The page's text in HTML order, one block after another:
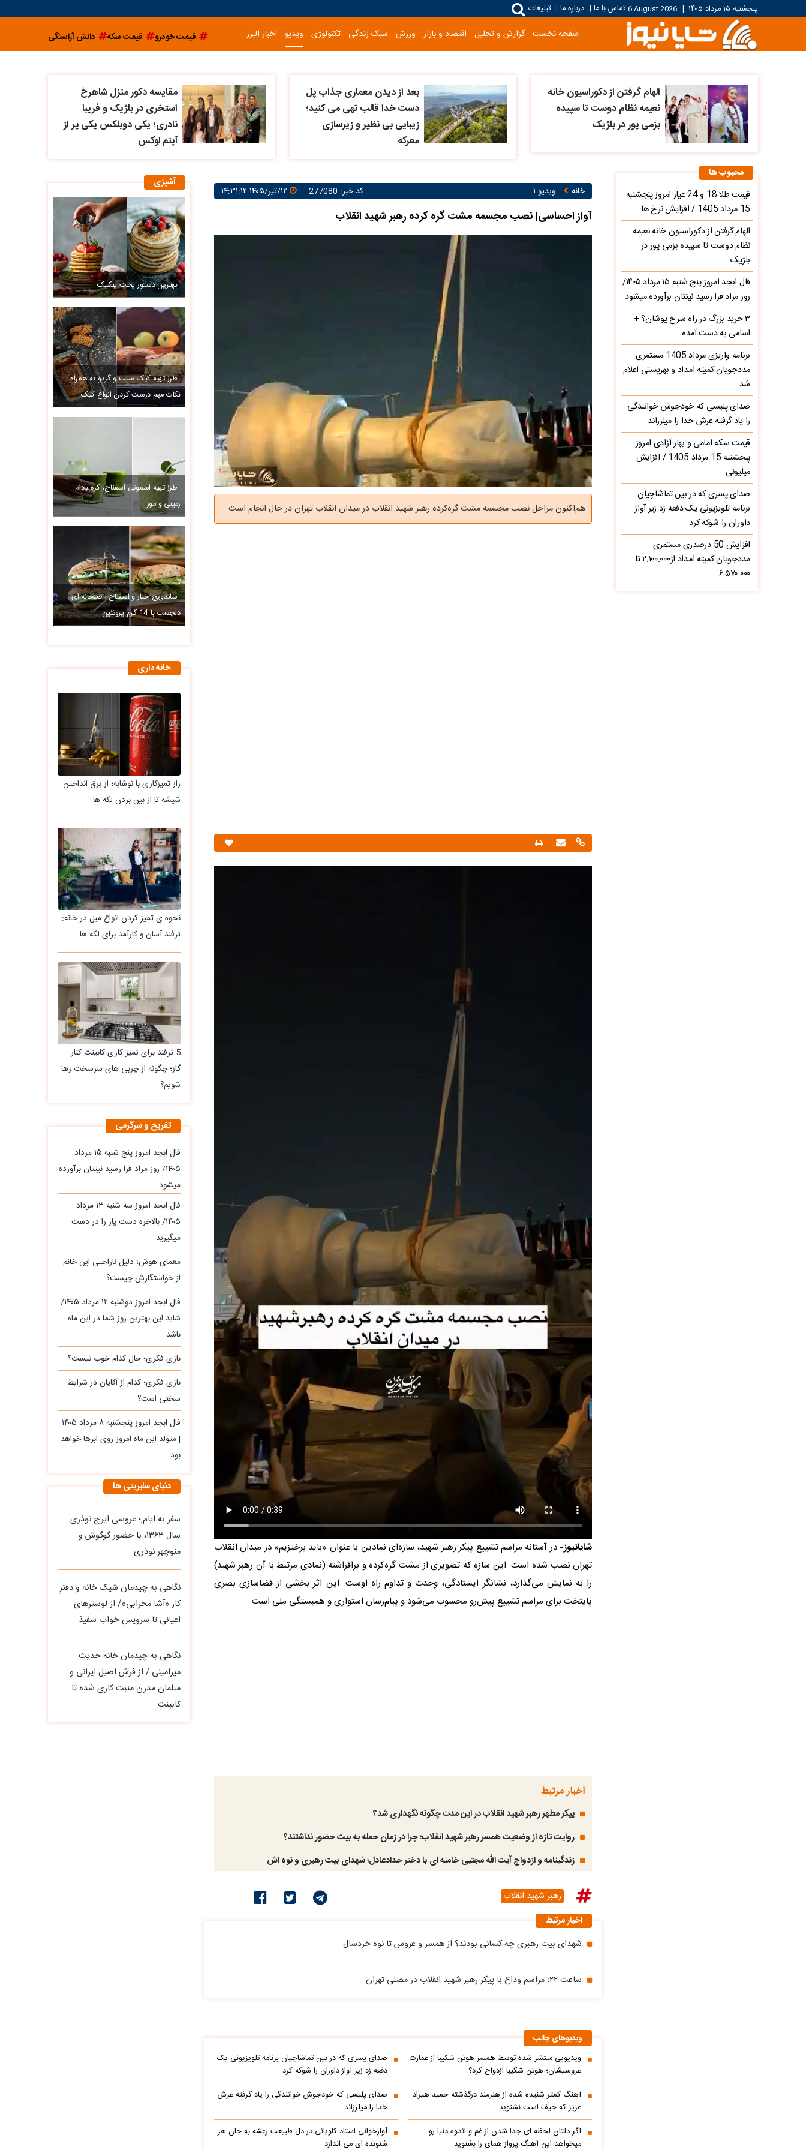
پنجشنبه ۱۵ مرداد ۱۴۰۵ |
6 August 2026تماس با ما | درباره ما | تبلیغات
صفحه نخست گزارش و تحلیل اقتصاد و بازار ورزش سبک زندگی تکنولوژی ویدیو اخبار البرز قیمت خودرو قیمت سکه دانش آراستگی
الهام گرفتن از دکوراسیون خانه
نعیمه نظام دوست تا سپیده
بزمی پور در بلژیک
بعد از دیدن معماری جذاب پل
دست خدا قالب تهی می کنید؛
زیبایی بی نظیر و زیرسازی
معرکه
مقایسه دکور منزل شاهرخ
استخری در بلژیک و فریبا
نادری؛ یکی دوبلکس یکی پر از
آیتم لوکس
خانه ویدیو ۱ کد خبر: 277080
آواز احساسی| نصب مجسمه مشت گره کرده رهبر شهید انقلاب
هم‌اکنون مراحل نصب مجسمه مشت گره‌کرده رهبر شهید انقلاب در میدان انقلاب تهران در حال انجام است
شایانیوز-در آستانه مراسم تشییع پیکر رهبر شهید، سازه‌ای نمادین با عنوان «باید برخیزیم» در میدان انقلاب
تهران نصب شده است. این سازه که تصویری از مشت گره‌کرده و برافراشته (نمادی مرتبط با آن رهبر شهید)
را به نمایش می‌گذارد، نشانگر ایستادگی، وحدت و تداوم راه اوست. این اثر بخشی از فضاسازی بصری
پایتخت برای مراسم تشییع پیش‌رو محسوب می‌شود و پیام‌رسان استواری و همبستگی ملی است.
اخبار مرتبط
پیکر مطهر رهبر شهید انقلاب در این مدت چگونه نگهداری شد؟
روایت تازه از وضعیت همسر رهبر شهید انقلاب؛ چرا در زمان حمله به بیت حضور نداشتند؟
زندگینامه و ازدواج آیت الله مجتبی خامنه ای با دختر حدادعادل؛ شهدای بیت رهبری و نوه اش
رهبر شهید انقلاب
اخبار مرتبط
شهدای بیت رهبری چه کسانی بودند؟ از همسر و عروس تا نوه خردسال
ساعت ۲۲؛ مراسم وداع با پیکر رهبر شهید انقلاب در مصلی تهران
ویدیوهای جالب
ویدیویی منتشر شده توسط همسر هوتن شکیبا از عمارت
عروسیشان؛ هوتن شکیبا ازدواج کرد؟
صدای پسری که در بین تماشاچیان برنامه تلویزیونی یک
دفعه زد زیر آواز داوران را شوکه کرد
آهنگ کمتر شنیده شده از هنرمند درگذشته حمید هیراد
عزیز که حیف است نشنوید
صدای پلیسی که خودجوش خوانندگی را یاد گرفته عرش
خدا را میلرزاند
اگر دلتان لحظه ای جدا شدن از غم و اندوه دنیا رو
میخواهد این آهنگ پرواز همای را بشنوید
آوازخوانی استاد کاویانی در دل طبیعت رعشه به جان هر
شنونده ای می اندازد
آشپزی
بهترین دستور پخت پنکیک
طرز تهیه کیک سیب و گردو به همراه
نکات مهم درست کردن انواع کیک
طرز تهیه اسموتی اسفناج، کره بادام
زمینی و موز
ساندویچ خیار و اسفناج | صبحانه ای
دلچسب با 14 گرم پروتئین
خانه داری
راز تمیزکاری با نوشابه؛ از برق انداختن
شیشه تا از بین بردن لکه ها
نحوه ی تمیز کردن انواع مبل در خانه:
ترفند آسان و کارآمد برای لکه ها
5 ترفند برای تمیز کاری کابینت کنار
گاز؛ چگونه از چربی های سرسخت رها
شویم؟
تفریح و سرگرمی
فال ابجد امروز پنج شنبه ۱۵ مرداد
۱۴۰۵/ روز مراد فرا رسید نیتتان برآورده
میشود
فال ابجد امروز سه‌ شنبه ۱۳ مرداد
۱۴۰۵/ بالاخره دست یار را در دست
میگیرید
معمای هوش؛ دلیل ناراحتی این خانم
از خواستگارش چیست؟
فال ابجد امروز دوشنبه ۱۲ مرداد ۱۴۰۵/
شاید این بهترین روز شما در این ماه
باشد
بازی فکری؛ حال کدام خوب نیست؟
بازی فکری؛ کدام از آقایان در شرایط
سختی است؟
فال ابجد امروز پنجشنبه ۸ مرداد ۱۴۰۵
| متولد این ماه امروز روی ابرها خواهد
بود
دنیای سلبریتی ها
سفر به ایام,؛ عروسی ایرج نوذری
سال ۱۳۶۳، با حضور گوگوش و
منوچهر نوذری
نگاهی به چیدمان شیک خانه و دفترِ
کار «آشا محرابی»/ از لوسترهای
اعیانی تا سرویس خواب سفیذ
نگاهی به چیدمان خانه حدیث
میرامینی / از فرش اصیل ایرانی و
مبلمان مدرن منبت‌ کاری‌ شده تا
کابینت
محبوب ها
قیمت طلا 18 و 24 عیار امروز پنجشنبه
15 مرداد 1405 / افزایش نرخ ها
الهام گرفتن از دکوراسیون خانه نعیمه
نظام دوست تا سپیده بزمی پور در
بلژیک
فال ابجد امروز پنج شنبه ۱۵ مرداد ۱۴۰۵/
روز مراد فرا رسید نیتتان برآورده میشود
۳ خرید بزرگ در راه سرخ‌ پوشان؟ +
اسامی به دست آمده
برنامه واریزی مرداد 1405 مستمری
مددجویان کمیته امداد و بهزیستی اعلام
شد
صدای پلیسی که خودجوش خوانندگی
را یاد گرفته عرش خدا را میلرزاند
قیمت سکه امامی و بهار آزادی امروز
پنجشنبه 15 مرداد 1405 / افزایش
میلیونی
صدای پسری که در بین تماشاچیان
برنامه تلویزیونی یک دفعه زد زیر آواز
داوران را شوکه کرد
افزایش 50 درصدری مستمری
مددجویان کمیته امداد از۲.۱۰۰.۰۰۰ تا
۶.۵۷۰.۰۰۰